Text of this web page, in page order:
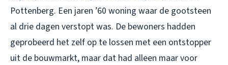
Pottenberg. Een jaren ’60 woning waar de gootsteen
al drie dagen verstopt was. De bewoners hadden
geprobeerd het zelf op te lossen met een ontstopper
uit de bouwmarkt, maar dat had alleen maar voor